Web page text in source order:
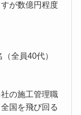
が数億円程度
全員40代）
の施工管理職
国を飛び回る